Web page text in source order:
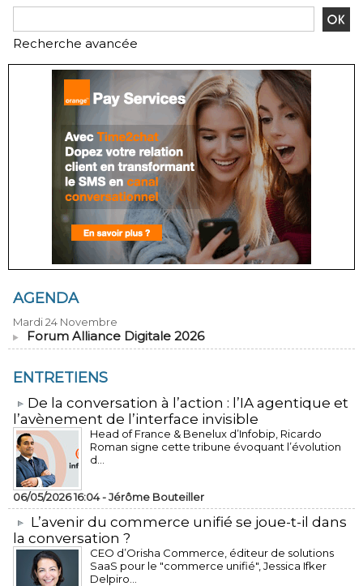
Recherche avancée
AGENDA
Mardi 24 Novembre
Forum Alliance Digitale 2026
ENTRETIENS
​De la conversation à l’action : l’IA agentique et
l’avènement de l’interface invisible
Head of France & Benelux d’Infobip, Ricardo
Roman signe cette tribune évoquant l’évolution
d...
06/05/2026 16:04 -Jérôme Bouteiller
L’avenir du commerce unifié se joue-t-il dans
la conversation ?
CEO d’Orisha Commerce, éditeur de solutions
SaaS pour le "commerce unifié", Jessica Ifker
Delpiro...